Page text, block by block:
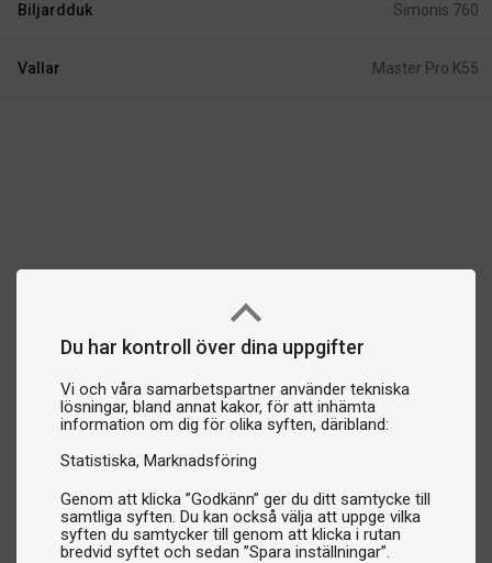
Du har kontroll över dina uppgifter
Vi och våra samarbetspartner använder tekniska
lösningar, bland annat kakor, för att inhämta
information om dig för olika syften, däribland:
Statistiska Marknadsföring
Genom att klicka ”Godkänn” ger du ditt samtycke till
samtliga syften. Du kan också välja att uppge vilka
syften du samtycker till genom att klicka i rutan
bredvid syftet och sedan ”Spara inställningar”.
Biljardduk Simonis 760
Vallar Master Pro K55